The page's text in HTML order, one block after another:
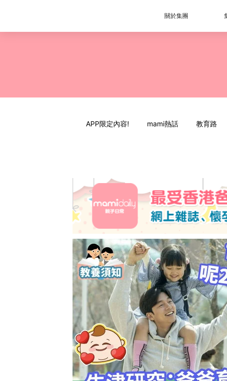
關於集團
APP限定內容! mami熱話 教育路